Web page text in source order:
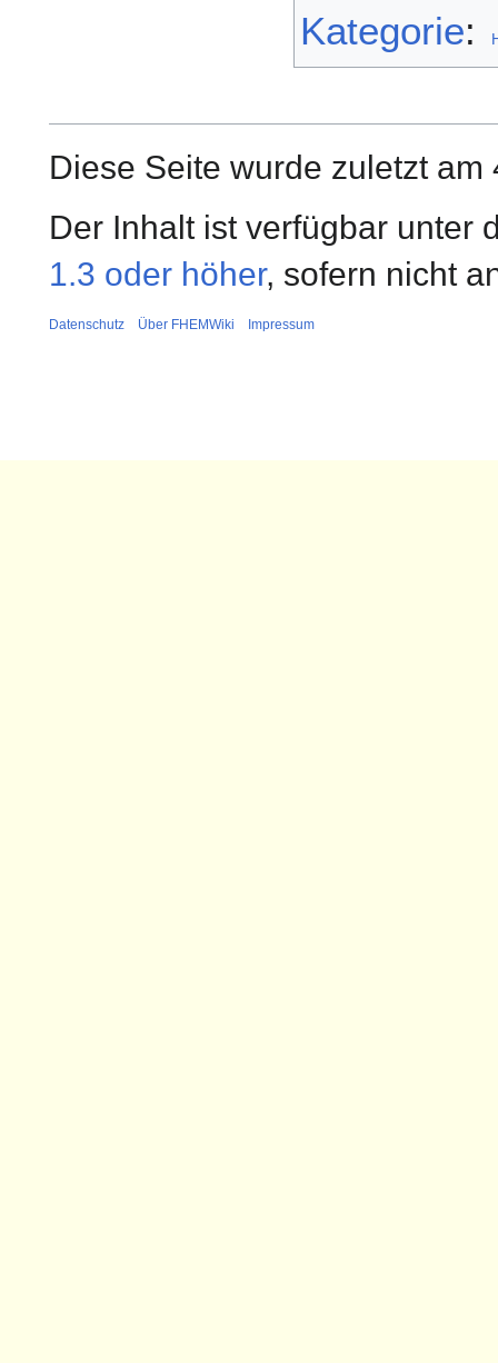
Kategorie:
Diese Seite wurde zuletzt
Der Inhalt ist verfügbar unter
1.3 oder höher, sofern nicht
Datenschutz Über FHEMWiki Impressum